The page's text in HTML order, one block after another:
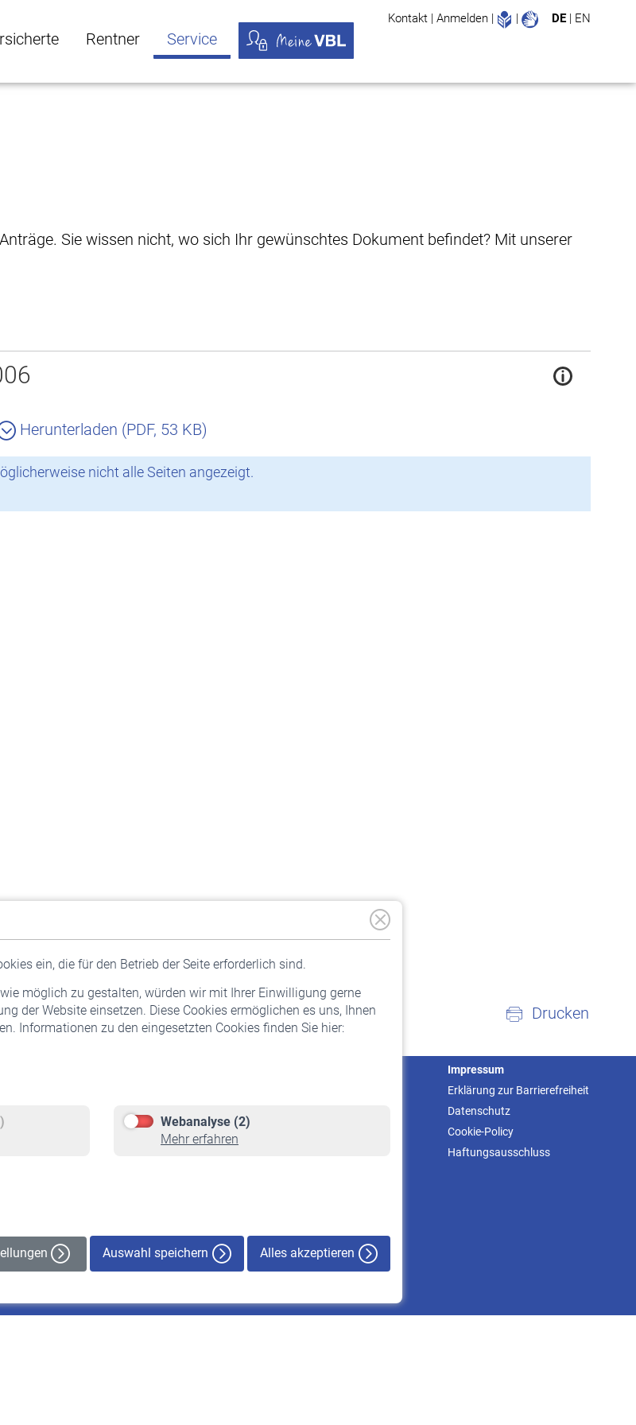
Rentner Service
Kontakt | Anmelden | Leichte Sprache
| DE | EN
Sie wissen nicht, wo sich Ihr gewünschtes Dokument befindet? Mit unserer
Herunterladen (PDF, 53 KB)
nicht alle Seiten angezeigt.
ein, die für den Betrieb der Seite erforderlich sind.
möglich zu gestalten, würden wir mit Ihrer Einwilligung gerne
der Website einsetzen. Diese Cookies ermöglichen es uns, Ihnen
Informationen zu den eingesetzten Cookies finden Sie hier:
Webanalyse (2)
Mehr erfahren
Auswahl speichern Alles akzeptieren
Drucken
Rente beantragen
Rentenauszahlung
Impressum
Erklärung zur Barrierefreiheit
Datenschutz
Cookie-Policy
Haftungsausschluss